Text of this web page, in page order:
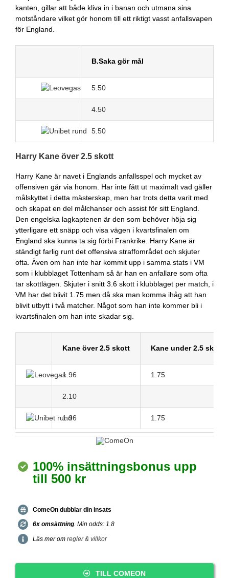
kanten, gillar att både kliva in i banan och utmana sina
motståndare vilket gör honom till ett riktigt vasst anfallsvapen
för England.
B.Saka gör mål
5.50
4.50
5.50
Harry Kane över 2.5 skott
Harry Kane är navet i Englands anfallsspel och mycket av
offensiven går via honom. Har inte fått ut maximalt vad gäller
målskyttet i detta mästerskap, men har trots detta varit med
och skapat en del målchanser och assist för sitt England.
Den engelska lagkaptenen är den som behöver höja sig
ytterligare ett snäpp och visa vägen i kvartsfinalen om
England ska kunna ta sig förbi Frankrike. Harry Kane är
ständigt farlig runt det offensiva straffområdet och skjuter
ofta. Även om han inte har kommit upp i samma stats i VM
som i klubblaget Tottenham så är han en anfallare som ofta
tar skottlägen. Skjuter i snitt 3.6 skott i klubblaget per match, i
VM har det blivit 1.75 men då ska man komma ihåg att han
blivit utbytt i två matcher. Något som han inte kommer bli i
kvartsfinalen om han inte skadar sig.
Kane över 2.5 skott Kane under 2.5 skott
1.96 1.75
2.10
1.96 1.75
100% insättningsbonus upp
till 500 kr
ComeOn dubblar din insats
6x omsättning. Min odds: 1.8
Läs mer om regler & villkor
TILL COMEON